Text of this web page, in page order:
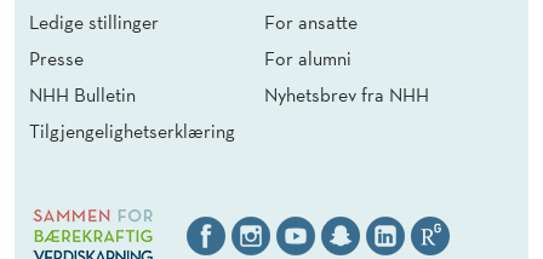
Ledige stillinger
Presse
NHH Bulletin
Tilgjengelighetserklæring
For ansatte
For alumni
Nyhetsbrev fra NHH